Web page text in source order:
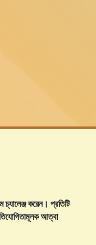
চ্যালেঞ্জ করেন। প্রতিটি
আত্বা